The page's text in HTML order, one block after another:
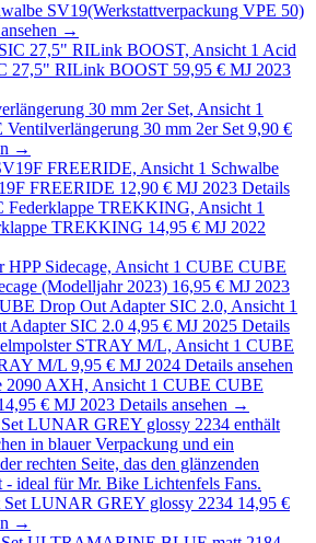
SV19(Werkstattverpackung VPE 50)
→
Acid
27,5" RILink BOOST 59,95 € MJ 2023
30 mm 2er Set 9,90 €
→
Schwalbe
FREERIDE 12,90 € MJ 2023 Details
TREKKING 14,95 € MJ 2022
CUBE CUBE
(Modelljahr 2023) 16,95 € MJ 2023
Adapter SIC 2.0 4,95 € MJ 2025 Details
CUBE
M/L 9,95 € MJ 2024 Details ansehen
CUBE CUBE
€ MJ 2023 Details ansehen →
LUNAR GREY glossy 2234 14,95 €
→